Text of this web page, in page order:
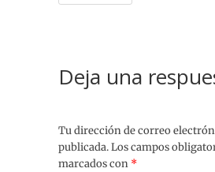
Deja una
Tu dirección de correo
publicada.Los campos
marcados con *